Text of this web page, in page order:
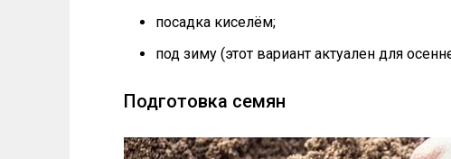
посадка киселём;
под зиму (этот вариант актуален для
Подготовка семян